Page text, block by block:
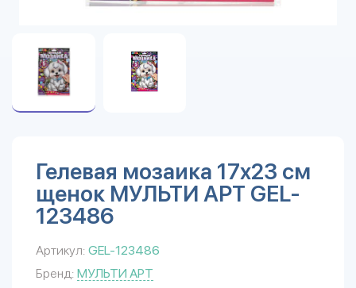
Гелевая мозаика 17x23 см
щенок МУЛЬТИ АРТ GEL-
123486
Артикул: GEL-123486
Бренд: МУЛЬТИ АРТ